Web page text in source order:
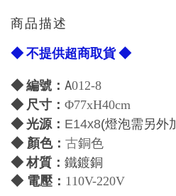
商品描述
◆ 不提供超商取貨 ◆
◆ 編號： A012-8
◆ 尺寸： Φ77xH40cm
◆光源： E14x8(燈泡需另外
◆ 顏色： 古銅色
◆材質： 鐵鍍銅
◆ 電壓： 110V-220V